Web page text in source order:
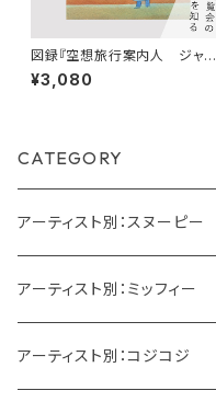
図録『空想旅行案内人 ジャン
＝ミッシェル・フォロン』
¥3,080
CATEGORY
アーティスト別：スヌーピー
アーティスト別：ミッフィー
アーティスト別：コジコジ